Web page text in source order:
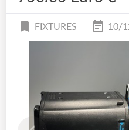
FIXTURES 10/